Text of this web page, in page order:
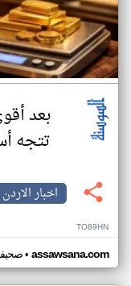
بعد
تتجه
اخبار الاردن
TO89HN
• assawsana.com